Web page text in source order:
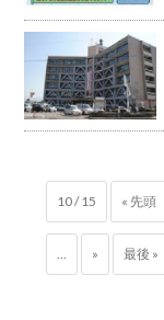
10 / 15 « 先頭
... » 最後 »